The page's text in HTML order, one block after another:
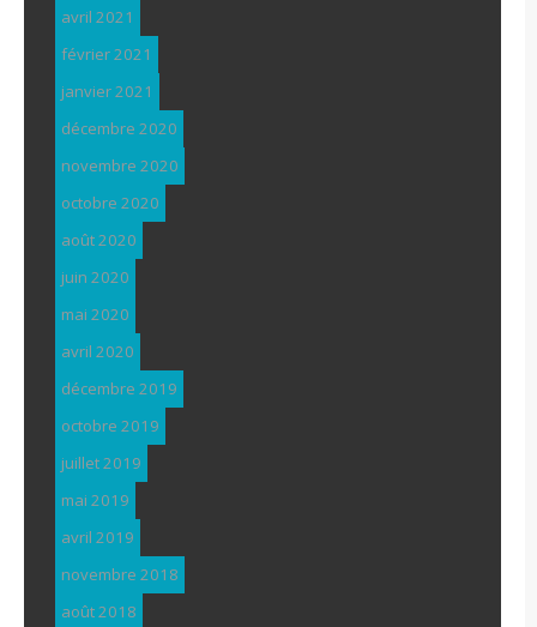
avril 2021
février 2021
janvier 2021
décembre 2020
novembre 2020
octobre 2020
août 2020
juin 2020
mai 2020
avril 2020
décembre 2019
octobre 2019
juillet 2019
mai 2019
avril 2019
novembre 2018
août 2018